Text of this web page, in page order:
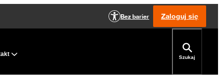
Bez barier Zaloguj się
Szukaj